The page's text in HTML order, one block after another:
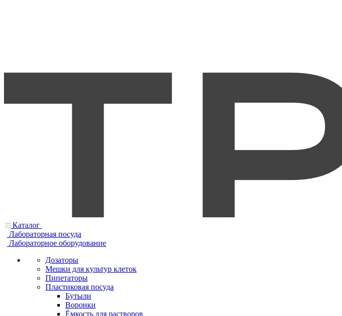
Каталог
Лабораторная посуда
Лабораторное оборудование
Дозаторы
Мешки для культур клеток
Пипетаторы
Пластиковая посуда
Бутыли
Воронки
Ёмкость для растворов